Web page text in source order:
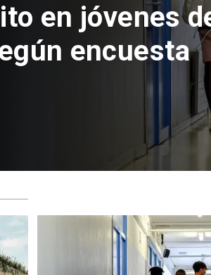
del Parque
con inversión